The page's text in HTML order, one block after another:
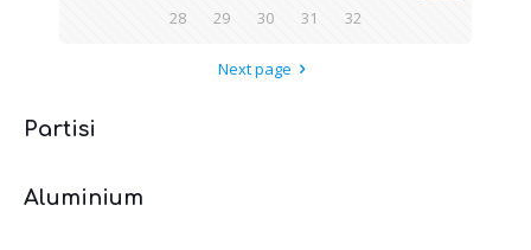
28
29 30 31 32
Next page
Partisi
Aluminium